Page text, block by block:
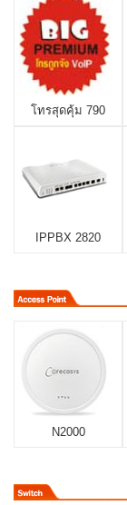
โทรสุดคุ้ม 790
IPPBX 2820
N2000